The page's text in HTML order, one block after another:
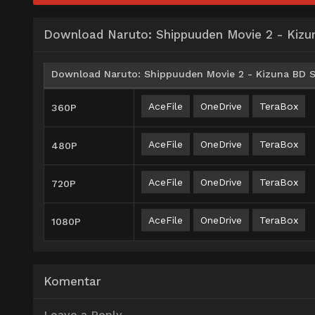
Download Naruto: Shippuuden Movie 2 -
Download Naruto: Shippuuden Movie 2 - Kizuna BD
360P AceFile OneDrive TeraBox
480P AceFile OneDrive TeraBox
720P AceFile OneDrive TeraBox
1080P AceFile OneDrive TeraBox
Komentar